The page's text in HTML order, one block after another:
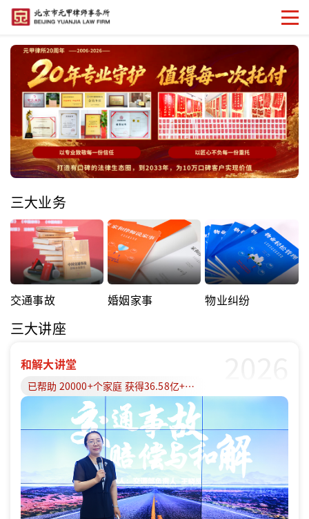
三大业务
交通事故 婚姻家事 物业纠纷
三大讲座
和解大讲堂
已帮助 20000+个家庭 获得36.58亿+赔偿款